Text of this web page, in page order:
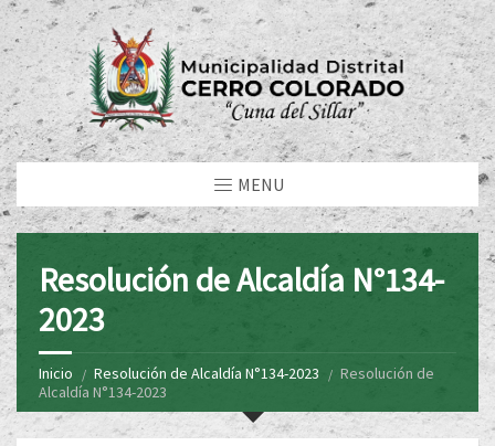
MENU
Resolución de Alcaldía N°134-
2023
Inicio Resolución de Alcaldía N°134-2023
Resolución de
Alcaldía N°134-2023